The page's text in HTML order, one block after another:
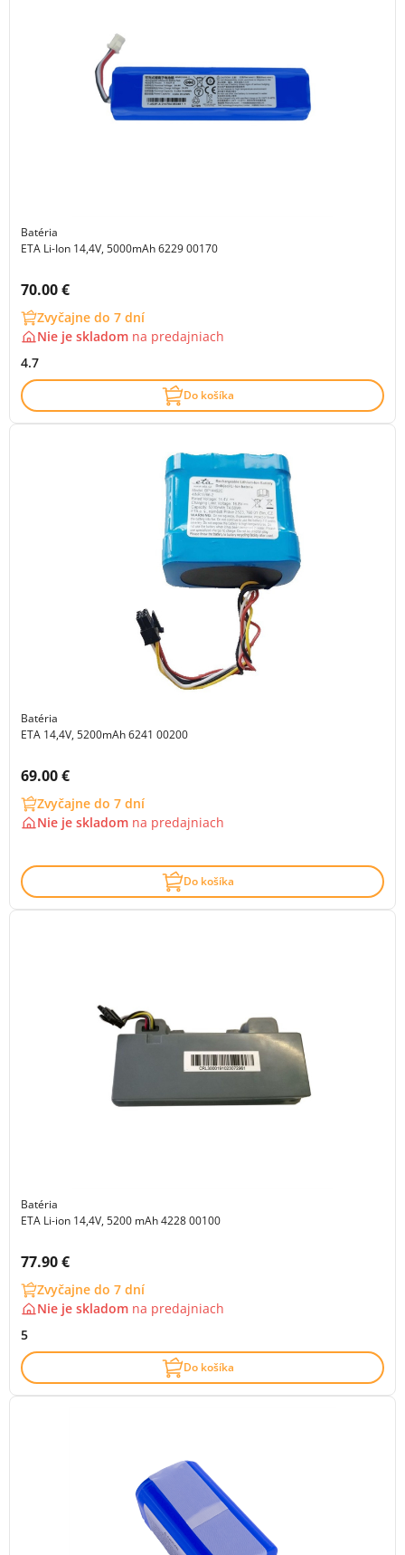
Batéria
ETA Li-Ion 14,4V, 5000mAh 6229 00170
Cena s DPH:
70.00 €
Zvyčajne do 7 dní
Nie je skladom na predajniach
4.7
Do košíka
Batéria
ETA 14,4V, 5200mAh 6241 00200
Cena s DPH:
69.00 €
Zvyčajne do 7 dní
Nie je skladom na predajniach
Do košíka
Batéria
ETA Li-ion 14,4V, 5200 mAh 4228 00100
Cena s DPH:
77.90 €
Zvyčajne do 7 dní
Nie je skladom na predajniach
5
Do košíka